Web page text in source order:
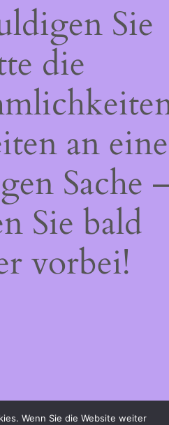
Sie
die
an
Sache
Sie bald
vorbei!
Wenn Sie die Website weiter